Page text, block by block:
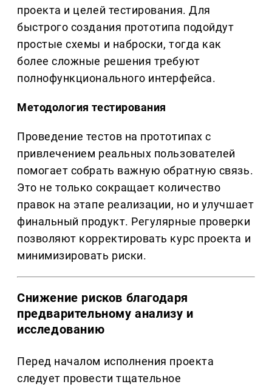
проекта и целей тестирования. Для
быстрого создания прототипа подойдут
простые схемы и наброски, тогда как
более сложные решения требуют
полнофункционального интерфейса.
Методология тестирования
Проведение тестов на прототипах с
привлечением реальных пользователей
помогает собрать важную обратную связь.
Это не только сокращает количество
правок на этапе реализации, но и улучшает
финальный продукт. Регулярные проверки
позволяют корректировать курс проекта и
минимизировать риски.
Снижение рисков благодаря
предварительному анализу и
исследованию
Перед началом исполнения проекта
следует провести тщательное